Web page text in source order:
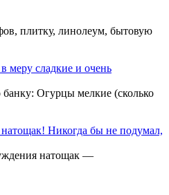
плитку, линолеум, бытовую
сладкие и очень
Огурцы мелкие (сколько
Никогда бы не подумал,
натощак —